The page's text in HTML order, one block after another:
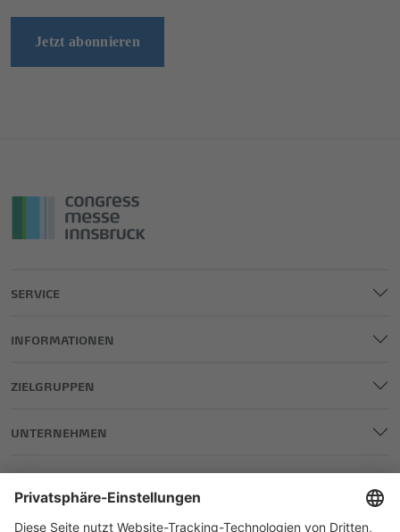
Jetzt abonnieren
SERVICE
INFORMATIONEN
ZIELGRUPPEN
UNTERNEHMEN